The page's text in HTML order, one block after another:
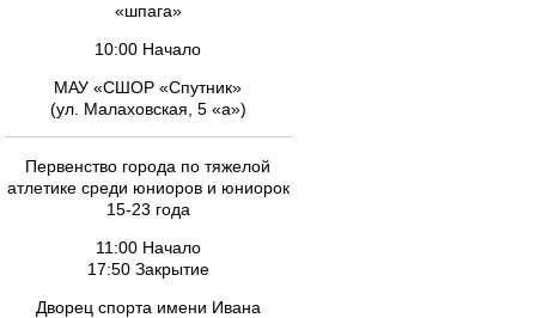
«шпага»
10:00 Начало
МАУ «СШОР «Спутник»
(ул. Малаховская, 5 «а»)
Первенство города по тяжелой
атлетике среди юниоров и юниорок
15-23 года
11:00 Начало
17:50 Закрытие
Дворец спорта имени Ивана